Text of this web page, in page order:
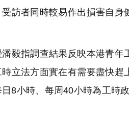
訪者同時較易作出損害自
毅指調查結果反映本港青年
立法方面實在有需要盡快
8小時、每周40小時為工時